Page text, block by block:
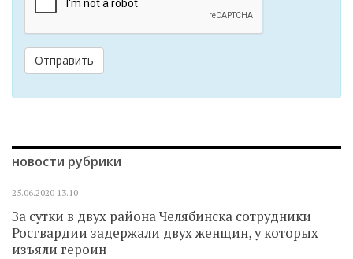
Отправить
новости рубрики
25.06.2020 13.10
За сутки в двух района Челябинска сотрудники
Росгвардии задержали двух женщин, у которых
изъяли героин